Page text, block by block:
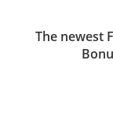
The newest